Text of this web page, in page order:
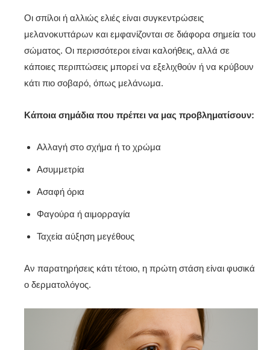
Οι σπίλοι ή αλλιώς ελιές είναι συγκεντρώσεις
μελανοκυττάρων και εμφανίζονται σε διάφορα σημεία του
σώματος. Οι περισσότεροι είναι καλοήθεις, αλλά σε
κάποιες περιπτώσεις μπορεί να εξελιχθούν ή να κρύβουν
κάτι πιο σοβαρό, όπως μελάνωμα.
Κάποια σημάδια που πρέπει να μας προβληματίσουν:
Αλλαγή στο σχήμα ή το χρώμα
Ασυμμετρία
Ασαφή όρια
Φαγούρα ή αιμορραγία
Ταχεία αύξηση μεγέθους
Αν παρατηρήσεις κάτι τέτοιο, η πρώτη στάση είναι φυσικά
ο δερματολόγος.